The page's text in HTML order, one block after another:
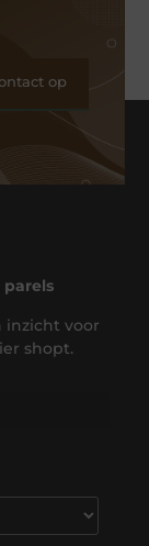
op
inzicht voor
shopt.